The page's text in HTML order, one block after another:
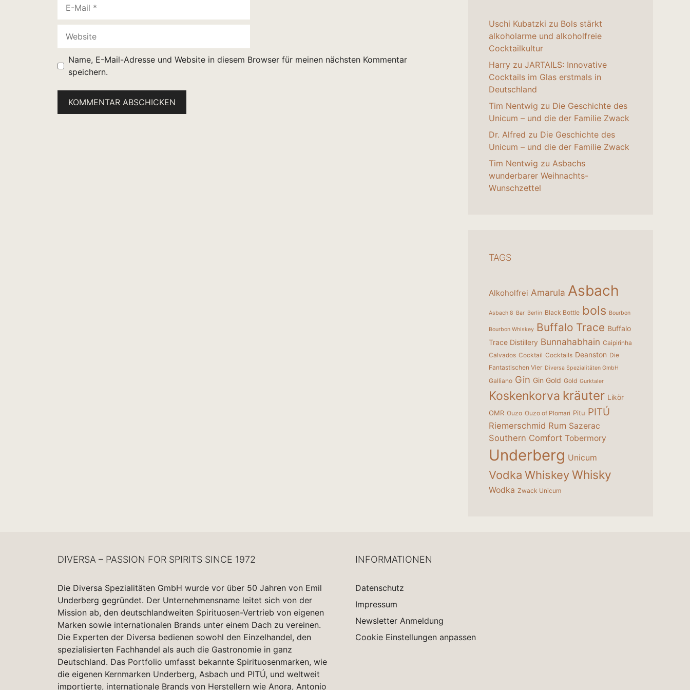
Mail
Name, E-Mail-Adresse und Website in diesem Browser für meinen nächsten Kommentar
speichern.
Uschi Kubatzki zu Bols stärkt
alkoholarme und alkoholfreie
Cocktailkultur
Harry zu JARTAILS: Innovative
Cocktails im Glas erstmals in
Deutschland
Tim Nentwig zu Die Geschichte des
Unicum – und die der Familie Zwack
Dr. Alfred zu Die Geschichte des
Unicum – und die der Familie Zwack
Tim Nentwig zu Asbachs
wunderbarer Weihnachts-
Wunschzettel
TAGS
Alkoholfrei Amarula Asbach
Asbach 8 Bar Berlin Black Bottle bols Bourbon
Bourbon Whiskey Buffalo Trace Buffalo
Trace Distillery Bunnahabhain Caipirinha
Calvados Cocktail Cocktails Deanston Die
Fantastischen Vier Diversa Spezialitäten GmbH
Galliano Gin Gin Gold Gold Gurktaler
Koskenkorva kräuter Likör
OMR Ouzo Ouzo of Plomari Pitu PITÚ
Riemerschmid Rum Sazerac
Southern Comfort Tobermory
Underberg Unicum
Vodka WhiskeyWhisky
Wodka Zwack Unicum
DIVERSA – PASSION FOR SPIRITS SINCE 1972
Die Diversa Spezialitäten GmbH wurde vor über 50 Jahren von Emil
Underberg gegründet. Der Unternehmensname leitet sich von der
Mission ab, den deutschlandweiten Spirituosen-Vertrieb von eigenen
Marken sowie internationalen Brands unter einem Dach zu vereinen.
Die Experten der Diversa bedienen sowohl den Einzelhandel, den
spezialisierten Fachhandel als auch die Gastronomie in ganz
Deutschland. Das Portfolio umfasst bekannte Spirituosenmarken, wie
die eigenen Kernmarken Underberg, Asbach und PITÚ, und weltweit
importierte, internationale Brands von Herstellern wie Anora, Antonio
INFORMATIONEN
Datenschutz
Impressum
Newsletter Anmeldung
Cookie Einstellungen anpassen